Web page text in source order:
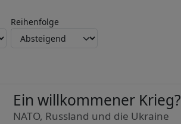
Reihenfolge
Ein willkommener Krieg?
NATO, Russland und die Ukraine